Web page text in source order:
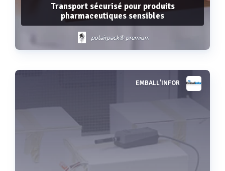
Transport sécurisé pour produits
pharmaceutiques sensibles
polairpack® premium
EMBALL'INFOR